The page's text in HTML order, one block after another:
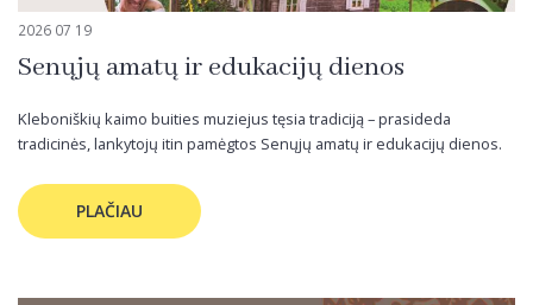
2026 07 19
Senųjų amatų ir edukacijų dienos
Kleboniškių kaimo buities muziejus tęsia tradiciją – prasideda
tradicinės, lankytojų itin pamėgtos Senųjų amatų ir edukacijų dienos.
PLAČIAU